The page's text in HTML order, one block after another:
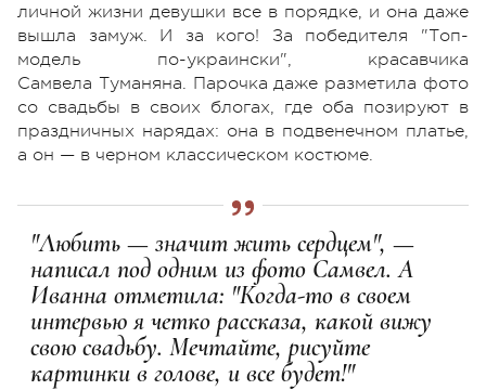
личной жизни девушки все в порядке, и она даже
вышла замуж. И за кого! За победителя "Топ-
модель по-украински", красавчика
Самвела Туманяна. Парочка даже разметила фото
со свадьбы в своих блогах, где оба позируют в
праздничных нарядах: она в подвенечном платье,
а он — в черном классическом костюме.
"Любить — значит жить сердцем", —
написал под одним из фото Самвел. А
Иванна отметила: "Когда-то в своем
интервью я четко рассказа, какой вижу
свою свадьбу. Мечтайте, рисуйте
картинки в голове, и все будет!"